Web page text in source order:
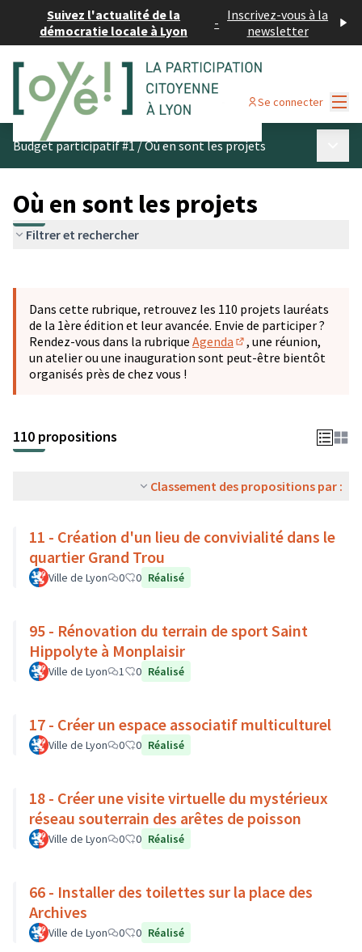
Suivez l'actualité de la
démocratie locale à Lyon
- Inscrivez-vous à la
newsletter
Se connecter
Budget participatif #1/Où en sont les projets
Où en sont les projets
Filtrer et rechercher
−
Dans cette rubrique, retrouvez les 110 projets lauréats
de la 1ère édition et leur avancée. Envie de participer ?
Rendez-vous dans la rubrique Agenda
(S'ouvre dans un
, une réunion,
un atelier ou une inauguration sont peut-être bientôt
organisés près de chez vous !
110 propositions
Classement des propositions par :
11 - Création d'un lieu de convivialité dans le
quartier Grand Trou
Ville de Lyon 0 0 Réalisé
95 - Rénovation du terrain de sport Saint
Hippolyte à Monplaisir
Ville de Lyon 1 0 Réalisé
17 - Créer un espace associatif multiculturel
Ville de Lyon 0 0 Réalisé
18 - Créer une visite virtuelle du mystérieux
réseau souterrain des arêtes de poisson
Ville de Lyon 0 0 Réalisé
66 - Installer des toilettes sur la place des
Archives
Ville de Lyon 0 0 Réalisé